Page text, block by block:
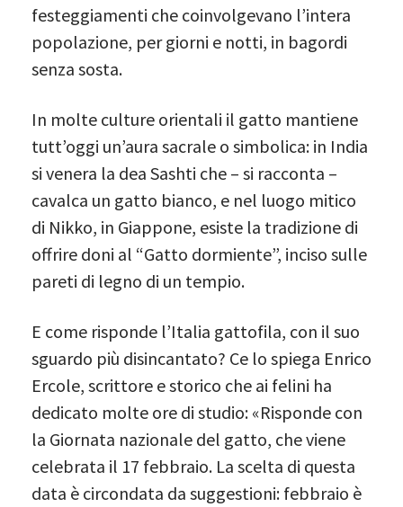
festeggiamenti che coinvolgevano l’intera
popolazione, per giorni e notti, in bagordi
senza sosta.
In molte culture orientali il gatto mantiene
tutt’oggi un’aura sacrale o simbolica: in India
si venera la dea Sashti che – si racconta –
cavalca un gatto bianco, e nel luogo mitico
di Nikko, in Giappone, esiste la tradizione di
offrire doni al “Gatto dormiente”, inciso sulle
pareti di legno di un tempio.
E come risponde l’Italia gattofila, con il suo
sguardo più disincantato? Ce lo spiega Enrico
Ercole, scrittore e storico che ai felini ha
dedicato molte ore di studio: «Risponde con
la Giornata nazionale del gatto, che viene
celebrata il 17 febbraio. La scelta di questa
data è circondata da suggestioni: febbraio è